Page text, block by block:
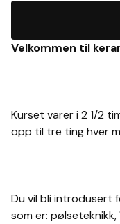
Velkommen til
Kurset varer i 2 1/2
opp til tre ting hver
Du vil bli introdusert
som er: